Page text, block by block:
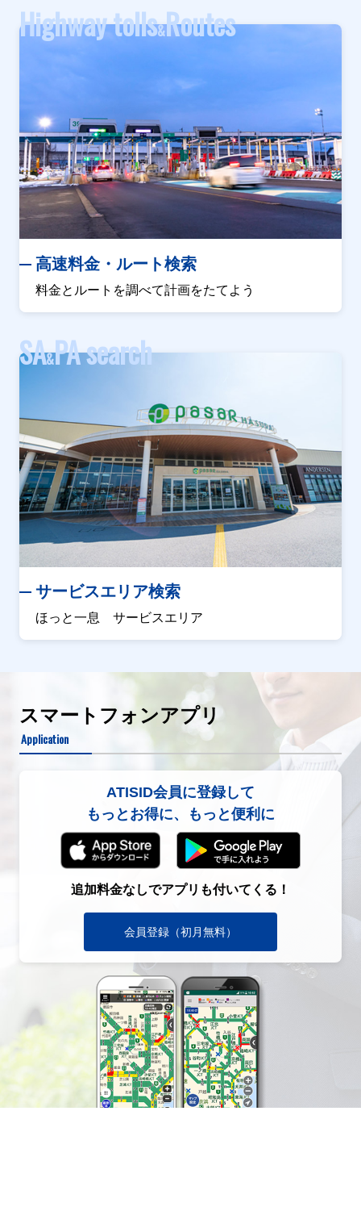
Highway tolls&Routes
高速料金・ルート検索
料金とルートを調べて計画をたてよう
SA&PA search
サービスエリア検索
ほっと一息 サービスエリア
スマートフォンアプリ
Application
ATISID会員に登録して
もっとお得に、もっと便利に
追加料金なしでアプリも付いてくる！
会員登録（初月無料）